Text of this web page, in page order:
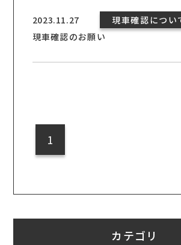
2023.11.27
現車確認につい
現車確認のお願い
1
カテゴリ